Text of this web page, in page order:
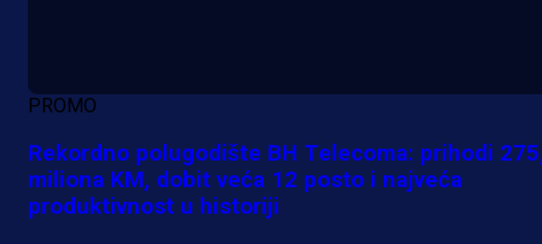
PROMO
Rekordno polugodište BH Telecoma: prihodi
miliona KM, dobit veća 12 posto i najveća
produktivnost u historiji